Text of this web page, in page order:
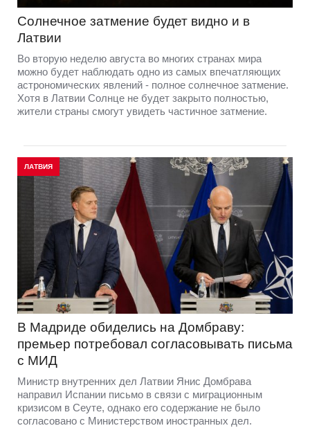
Солнечное затмение будет видно и в
Латвии
Во вторую неделю августа во многих странах мира
можно будет наблюдать одно из самых впечатляющих
астрономических явлений - полное солнечное затмение.
Хотя в Латвии Солнце не будет закрыто полностью,
жители страны смогут увидеть частичное затмение.
ЛАТВИЯ
В Мадриде обиделись на Домбраву:
премьер потребовал согласовывать письма
с МИД
Министр внутренних дел Латвии Янис Домбрава
направил Испании письмо в связи с миграционным
кризисом в Сеуте, однако его содержание не было
согласовано с Министерством иностранных дел.